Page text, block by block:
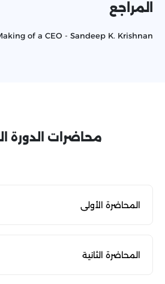
المراجع
of a CEO - Sandeep K. Krishnan
محاضرات الدورة
المحاضرة الأولى
المحاضرة الثانية